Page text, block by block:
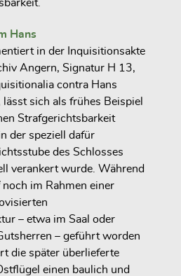
Hans
in der Inquisitionsakte
Angern, Signatur H 13,
contra Hans
sich als frühes Beispiel
Strafgerichtsbarkeit
der speziell dafür
des Schlosses
verankert wurde. Während
im Rahmen einer
– etwa im Saal oder
– geführt worden
die später überlieferte
einen baulich und